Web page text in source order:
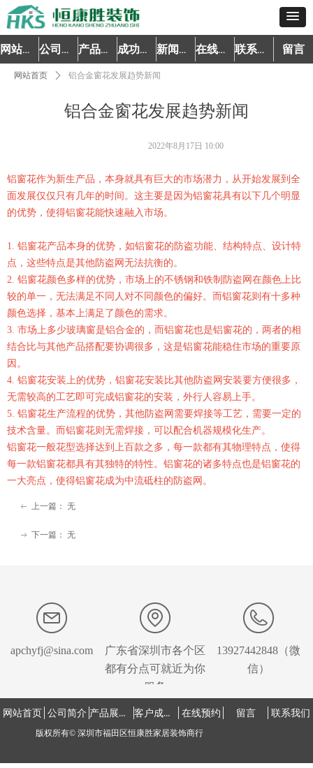
网站首页 公司简介 产品中心 成功案例 新闻资讯 在线预约 联系我们 留言
铝合金窗花发展趋势新闻
网站首页 ꄲ 铝合金窗花发展趋势新闻
铝窗花作为新生产品，本身就具有巨大的市场潜力，从开始发展到全
面发展仅仅只有几年的时间。这主要是因为铝窗花具有以下几个明显
的优势，使得铝窗花能快速融入市场。
1. 铝窗花产品本身的优势，如铝窗花的防盗功能、结构特点、设计特
点，这些特点是其他防盗网无法抗衡的。
2. 铝窗花颜色多样的优势，市场上的不锈钢和铁制防盗网在颜色上比
较的单一，无法满足不同人对不同颜色的偏好。而铝窗花则有十多种
颜色选择，基本上满足了颜色的需求。
3. 市场上多少玻璃窗是铝合金的，而铝窗花也是铝窗花的，两者的相
结合比与其他产品搭配要协调很多，这是铝窗花能稳住市场的重要原
因。
4. 铝窗花安装上的优势，铝窗花安装比其他防盗网安装要方便很多，
无需较高的工艺即可完成铝窗花的安装，外行人容易上手。
5. 铝窗花生产流程的优势，其他防盗网需要焊接等工艺，需要一定的
技术含量。而铝窗花则无需焊接，可以配合机器规模化生产。
铝窗花一般花型选择达到上百款之多，每一款都有其物理特点，使得
每一款铝窗花都具有其独特的特性。铝窗花的诸多特点也是铝窗花的
一大亮点，使得铝窗花成为中流砥柱的防盗网。
2022年8月17日 10:00
ꂃ 上一篇： 无
ꁹ 下一篇： 无
网站首页 公司简介 产品展示中心 客户成功案例 在线预约 留言 联系我们
版权所有© 深圳市福田区恒康胜家居装饰商行
apchyfj@sina.com
广东省深圳市各个区
都有分点可就近为你
服务
13927442848（微
信）